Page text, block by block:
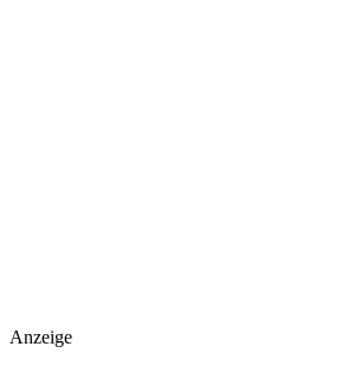
Anzeige